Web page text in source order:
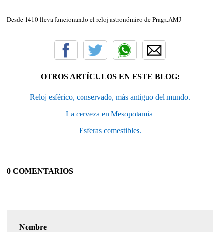
Desde 1410 lleva funcionando el reloj astronómico de Praga.AMJ
OTROS ARTÍCULOS EN ESTE BLOG:
Reloj esférico, conservado, más antiguo del mundo.
La cerveza en Mesopotamia.
Esferas comestibles.
0 COMENTARIOS
Nombre